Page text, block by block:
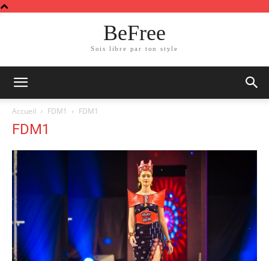
BeFree
Sois libre par ton style
Accueil FDM1 FDM1
FDM1